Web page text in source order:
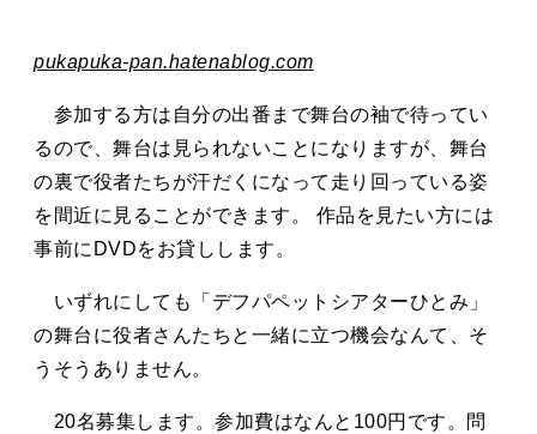
pukapuka-pan.hatenablog.com
参加する方は自分の出番まで舞台の袖で待ってい
るので、舞台は見られないことになりますが、舞台
の裏で役者たちが汗だくになって走り回っている姿
を間近に見ることができます。 作品を見たい方には
事前にDVDをお貸しします。
いずれにしても「デフパペットシアターひとみ」
の舞台に役者さんたちと一緒に立つ機会なんて、そ
うそうありません。
20名募集します。参加費はなんと100円です。問